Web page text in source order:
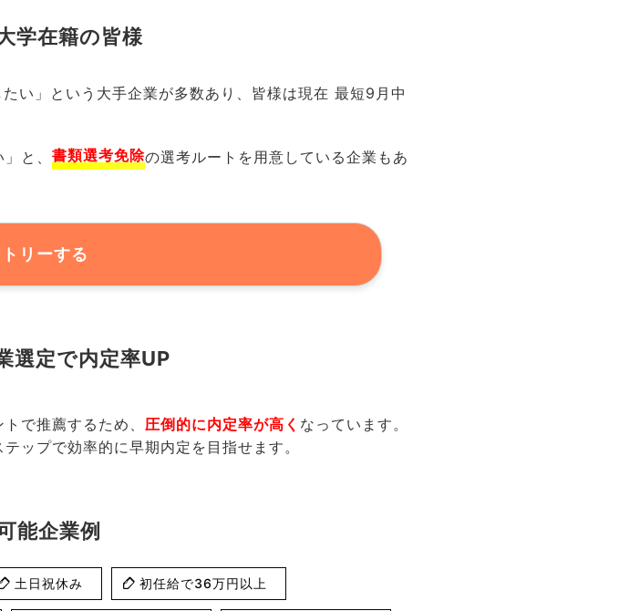
学在籍の皆様
い」という大手企業が多数あり、皆様は現在 最短9 月中
と、 書類選考免除の選考ルートを用意している企業もあ
リーする
選定で内定率UP
で推薦するため、 圧倒的に内定率が高く なっています。
ップで効率的に早期内定を目指せます。
能企業例
土日祝休み 初任給で36万円以上